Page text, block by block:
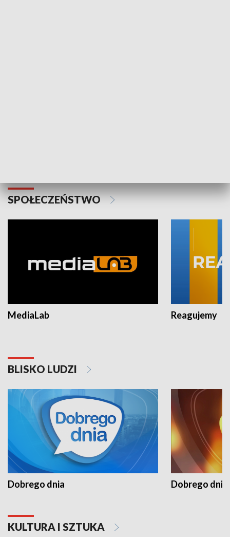
SPOŁECZEŃSTWO
MediaLab Reagujemy
BLISKO LUDZI
Dobrego dnia Dobrego dnia
KULTURA I SZTUKA